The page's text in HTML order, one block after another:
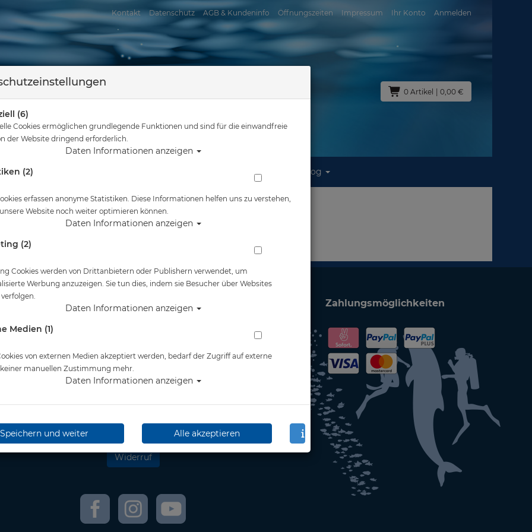
Kontakt Datenschutz AGB & Kundeninfo Öffnungszeiten Impressum Ihr Konto Anmelden
0 Artikel | 0,00 €
Reisen Blog
Sie sind hier Startseite Mares Diving Center
Kundeninformationen
Informationen
Newsletter
DHL
und Lieferfristen
Zahlungsmöglichkeiten
Widerruf
(6)
Cookies ermöglichen grundlegende Funktionen und sind für die einwandfreie
der Website dringend erforderlich.
Daten Informationen anzeigen
(2)
erfassen anonyme Statistiken. Diese Informationen helfen uns zu verstehen,
Website noch weiter optimieren können.
Daten Informationen anzeigen
(2)
Cookies werden von Drittanbietern oder Publishern verwendet, um
Werbung anzuzeigen. Sie tun dies, indem sie Besucher über Websites
Daten Informationen anzeigen
Medien (1)
von externen Medien akzeptiert werden, bedarf der Zugriff auf externe
manuellen Zustimmung mehr.
Daten Informationen anzeigen
Speichern und weiter Alle akzeptieren